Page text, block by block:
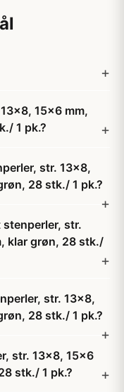
15x6 mm,
1 pk.?
str. 13x8,
28 stk./ 1 pk.?
str.
klar grøn, 28 stk./
str. 13x8,
28 stk./ 1 pk.?
str. 13x8, 15x6
stk./ 1 pk.?